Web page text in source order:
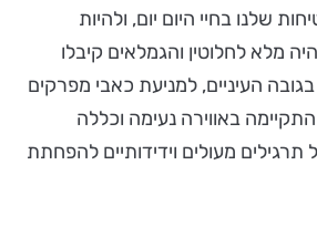
שלנו בחיי היום יום, ולהיות
מלא לחלוטין והגמלאים קיבלו
בגובה העיניים, למניעת כאבי מפרקים
באווירה נעימה וכללה
מעולים וידידותיים להפחתת